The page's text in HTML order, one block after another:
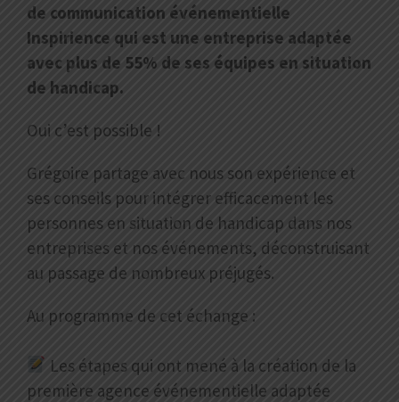
de communication événementielle
Inspirience qui est une entreprise adaptée
avec plus de 55% de ses équipes en situation
de handicap.
Oui c’est possible !
Grégoire partage avec nous son expérience et
ses conseils pour intégrer efficacement les
personnes en situation de handicap dans nos
entreprises et nos événements, déconstruisant
au passage de nombreux préjugés.
Au programme de cet échange :
Les étapes qui ont mené à la création de la
première agence événementielle adaptée